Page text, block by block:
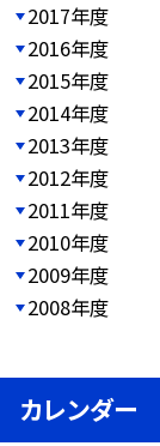
2017年度
2016年度
2015年度
2014年度
2013年度
2012年度
2011年度
2010年度
2009年度
2008年度
カレンダー